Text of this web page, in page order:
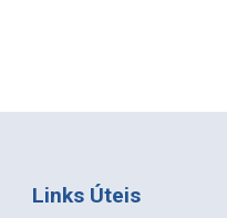
Links Úteis